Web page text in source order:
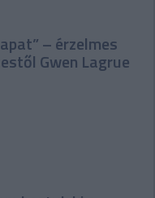
– érzelmes
Gwen Lagrue